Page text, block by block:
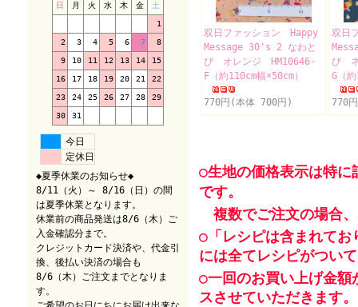
日 月 火 水 木 金 土
1
2 3 4 5 6 7 8
9 10 11 12 13 14 15
16 17 18 19 20 21 22
23 24 25 26 27 28 29
30 31
今日
定休日
◆夏季休業のお知らせ◆
8/11（火）～ 8/16（日）の間
は夏季休業となります。
休業前の商品発送は8/6（木）ご
入金確認分まで。
クレジットカード決済や、代金引
換、後払い決済の場合も
8/6（木）ご注文までとなりま
す。
双日ファッション Happy
Message 30's 2 なわと
び オレンジ HM10646-
F（約110cm幅×50cm）
770円(本体 700円)
双日
び
G（
770
○生地の価格表示は特に
です。
複数でご注文の場合
○「レシピは含まれてお
には全てレシピがつい
○一回のお買い上げ金
スさせていただきます。